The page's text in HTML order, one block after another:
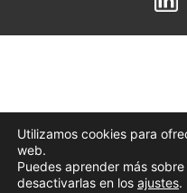
Utilizamos cookies para
web.
Puedes aprender más
desactivarlas en los ajustes.